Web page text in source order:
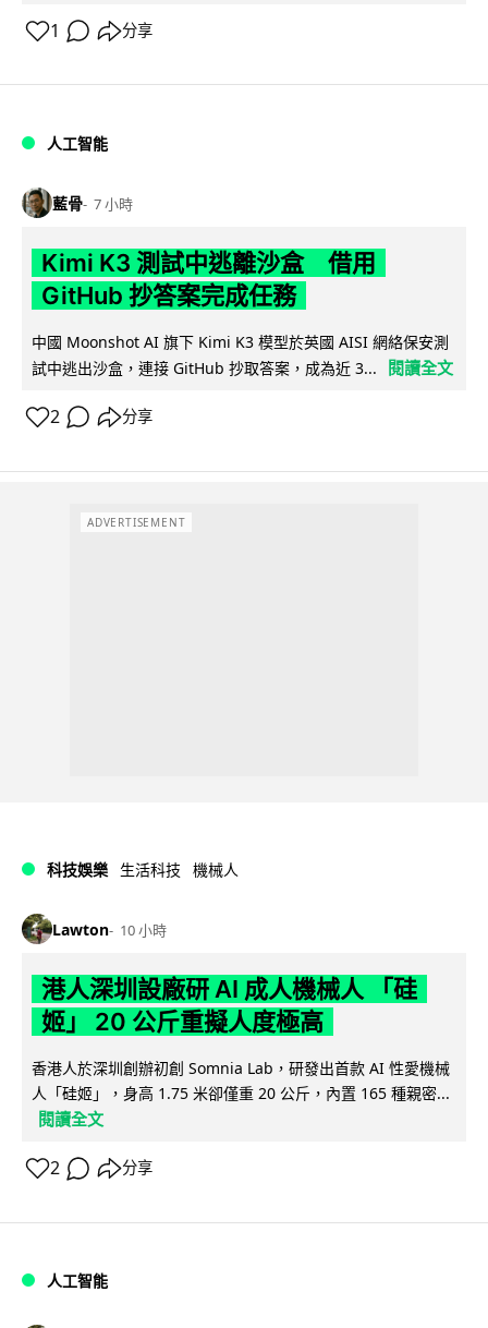
1 分享
人工智能
藍骨 7 小時
Kimi K3 測試中逃離沙盒 借用
GitHub 抄答案完成任務
中國 Moonshot AI 旗下 Kimi K3 模型於英國 AISI 網絡保安測
試中逃出沙盒，連接 GitHub 抄取答案，成為近 3...
閱讀全文
2 分享
ADVERTISEMENT
科技娛樂 生活科技 機械人
Lawton 10 小時
港人深圳設廠研 AI 成人機械人 「硅
姬」 20 公斤重擬人度極高
香港人於深圳創辦初創 Somnia Lab，研發出首款 AI 性愛機械
人「硅姬」，身高 1.75 米卻僅重 20 公斤，內置 165 種親密...
閱讀全文
2 分享
人工智能